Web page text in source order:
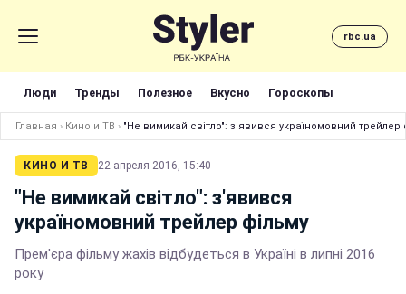
rbc.ua
Люди Тренды Полезное Вкусно Гороскопы
Главная › Кино и ТВ › "Не вимикай світло": з'явився україномовний трейлер
КИНО И ТВ 22 апреля 2016, 15:40
"Не вимикай світло": з'явився
україномовний трейлер фільму
Прем'єра фільму жахів відбудеться в Україні в липні 2016
року